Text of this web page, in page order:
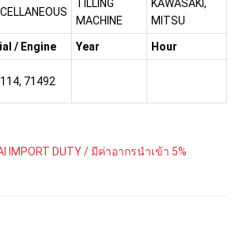
TILLING
MACHINE
KAWASAKI,
MITSU
/ Engine Year Hour
71492
IMPORT DUTY / มีค่าอากรนำเข้า 5%